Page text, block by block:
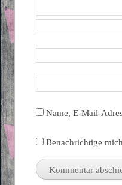
Name, E-Mail-
Benachrichtige